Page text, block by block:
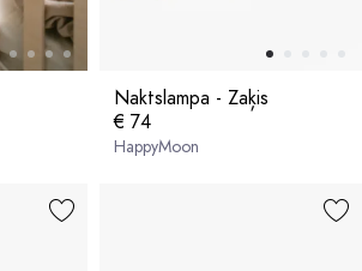
Naktslampa - Zaķis
€ 74
HappyMoon